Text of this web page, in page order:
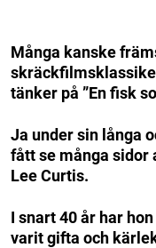
Många kanske
tänker på ”En fisk
Ja under sin långa
fått se många sidor
Lee Curtis.
I snart 40 år har
varit gifta och